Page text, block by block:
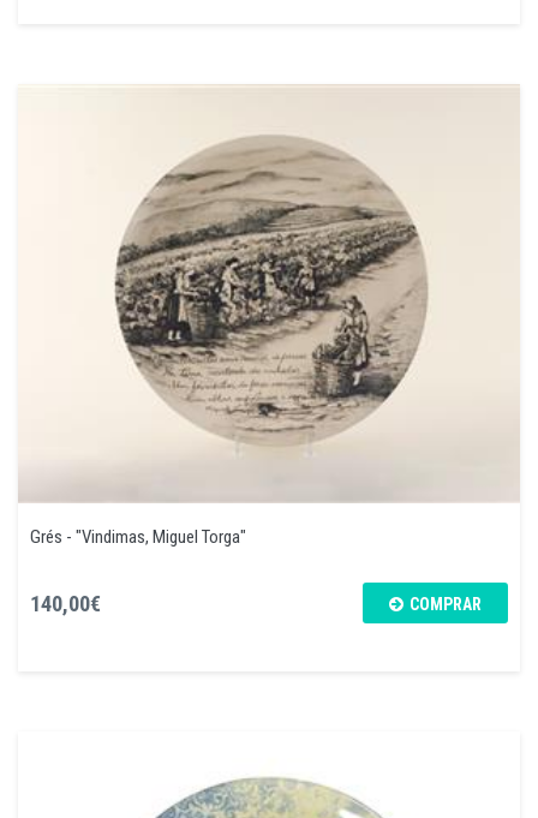
Grés - "Vindimas, Miguel Torga"
140,00€ COMPRAR